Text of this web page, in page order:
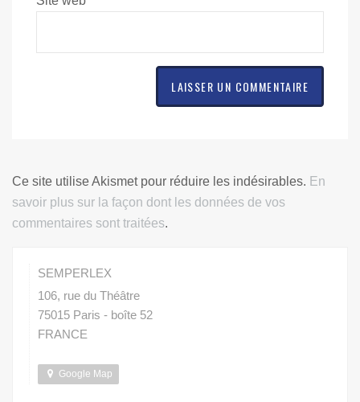
Ce site utilise Akismet pour réduire les indésirables. En
savoir plus sur la façon dont les données de vos
commentaires sont traitées.
SEMPERLEX
106, rue du Théâtre
75015 Paris - boîte 52
FRANCE
Google Map